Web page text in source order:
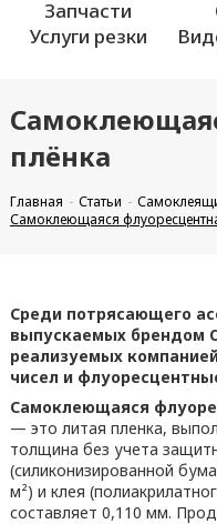
Запчасти
Услуги резки
плёнка
Главная Статьи
Самоклеющаяся
Среди потрясающего
выпускаемых брендом
реализуемых
чисел и
Самоклеющаяся
— это литая пленка,
толщина без учета
(силиконизированной
м²) и клея
составляет 0,110 мм.